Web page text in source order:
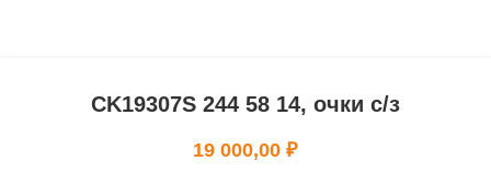
CK19307S 244 58 14, очки с/з
19 000,00 ₽